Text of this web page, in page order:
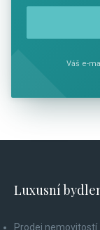
Váš e-
Luxusní
Prodej nemovitostí